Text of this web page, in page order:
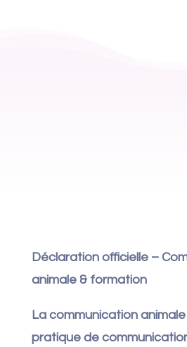
Déclaration officielle –
animale & formation
La communication
pratique de